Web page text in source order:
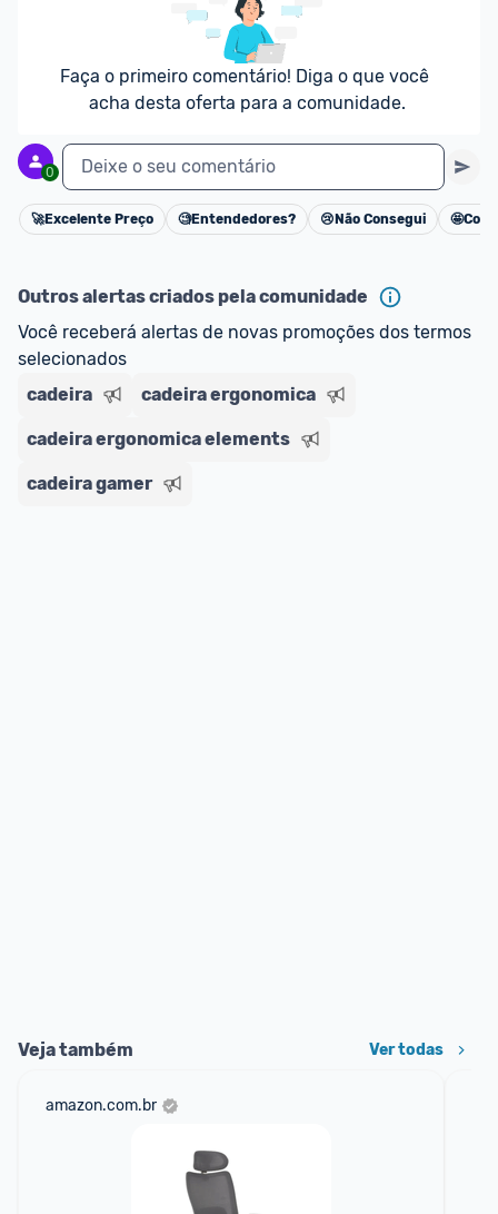
Faça o primeiro comentário! Diga o que você
acha desta oferta para a comunidade.
0 Deixe o seu comentário
Cancelar
🚀Excelente Preço 🧐Entendedores? 😢 Não Consegui 🤩
Outros alertas criados pela comunidade
Você receberá alertas de novas promoções dos termos
selecionados
cadeira
cadeira ergonomica
cadeira ergonomica elements
cadeira gamer
Veja também Ver todas
amazon.com.br